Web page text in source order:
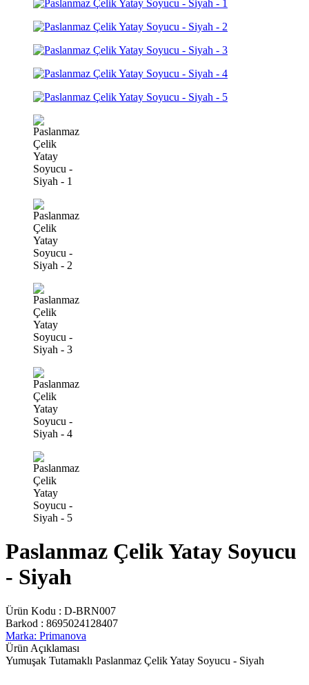
Paslanmaz Çelik Yatay Soyucu
- Siyah
Ürün Kodu : D-BRN007
Barkod : 8695024128407
Marka: Primanova
Ürün Açıklaması
Yumuşak Tutamaklı Paslanmaz Çelik Yatay Soyucu - Siyah